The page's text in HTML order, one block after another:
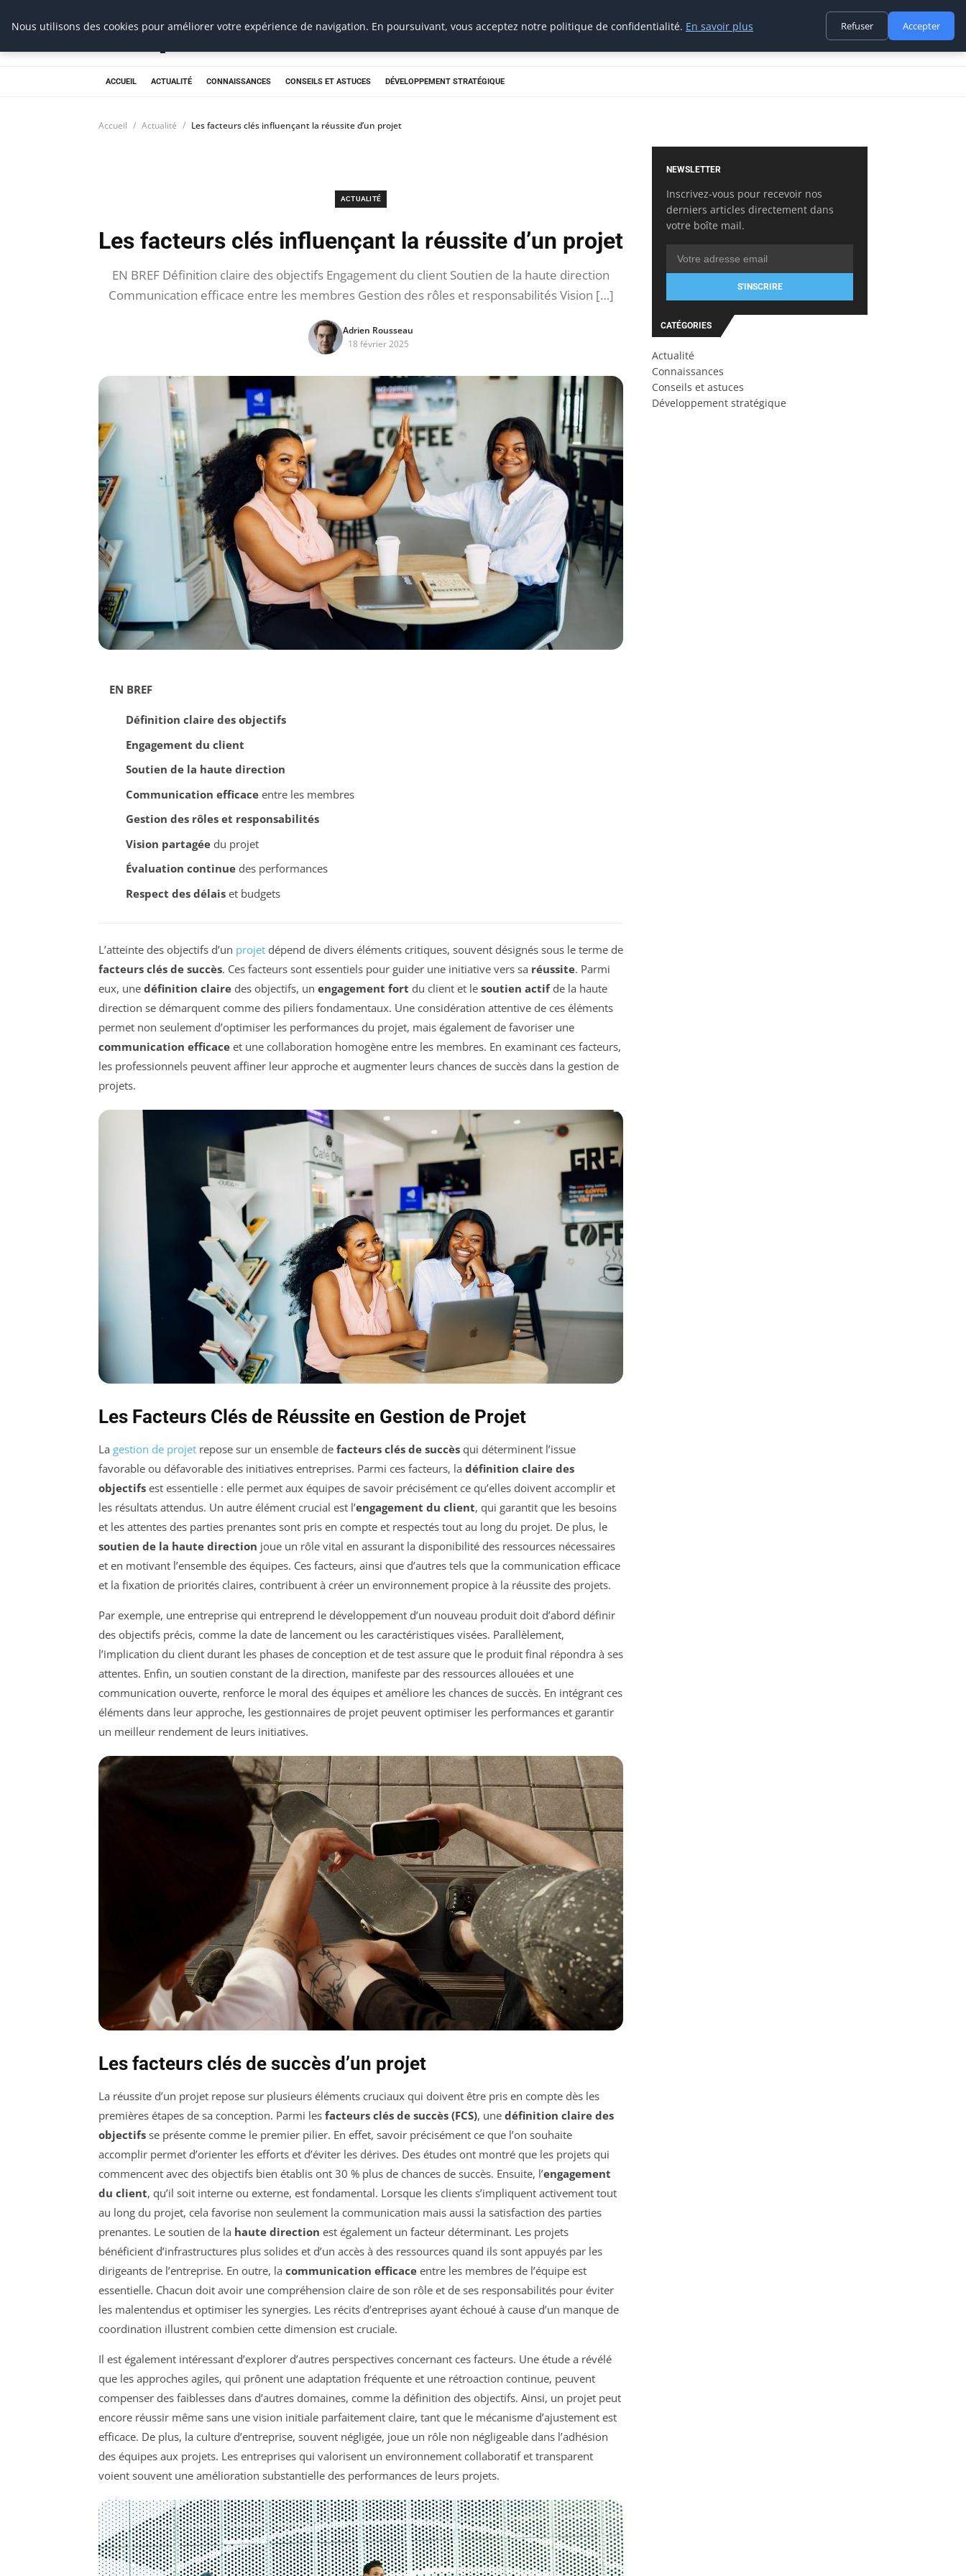
Prospection Pro
ACCUEIL ACTUALITÉ CONNAISSANCES CONSEILS ET ASTUCES DÉVELOPPEMENT STRATÉGIQUE
Accueil Actualité Les facteurs clés influençant la réussite d’un projet
ACTUALITÉ
Les facteurs clés influençant la réussite d’un projet
EN BREF Définition claire des objectifs Engagement du client Soutien de la haute direction
Communication efficace entre les membres Gestion des rôles et responsabilités Vision […]
Adrien Rousseau
18 février 2025
EN BREF
Définition claire des objectifs
Engagement du client
Soutien de la haute direction
Communication efficaceentre les membres
Gestion des rôles et responsabilités
Vision partagéedu projet
Évaluation continuedes performances
Respect des délaiset budgets
L’atteinte des objectifs d’un projet dépend de divers éléments critiques, souvent désignés sous le terme de
facteurs clés de succès. Ces facteurs sont essentiels pour guider une initiative vers sa réussite. Parmi
eux, une définition claire des objectifs, un engagement fort du client et le soutien actifde la haute
direction se démarquent comme des piliers fondamentaux. Une considération attentive de ces éléments
permet non seulement d’optimiser les performances du projet, mais également de favoriser une
communication efficace et une collaboration homogène entre les membres. En examinant ces facteurs,
les professionnels peuvent affiner leur approche et augmenter leurs chances de succès dans la gestion de
projets.
Les Facteurs Clés de Réussite en Gestion de Projet
La gestion de projet repose sur un ensemble de facteurs clés de succès qui déterminent l’issue
favorable ou défavorable des initiatives entreprises. Parmi ces facteurs, la définition claire des
objectifs est essentielle : elle permet aux équipes de savoir précisément ce qu’elles doivent accomplir et
les résultats attendus. Un autre élément crucial est l’engagement du client, qui garantit que les besoins
et les attentes des parties prenantes sont pris en compte et respectés tout au long du projet. De plus, le
soutien de la haute direction joue un rôle vital en assurant la disponibilité des ressources nécessaires
et en motivant l’ensemble des équipes. Ces facteurs, ainsi que d’autres tels que la communication efficace
et la fixation de priorités claires, contribuent à créer un environnement propice à la réussite des projets.
Par exemple, une entreprise qui entreprend le développement d’un nouveau produit doit d’abord définir
des objectifs précis, comme la date de lancement ou les caractéristiques visées. Parallèlement,
l’implication du client durant les phases de conception et de test assure que le produit final répondra à ses
attentes. Enfin, un soutien constant de la direction, manifeste par des ressources allouées et une
communication ouverte, renforce le moral des équipes et améliore les chances de succès. En intégrant ces
éléments dans leur approche, les gestionnaires de projet peuvent optimiser les performances et garantir
un meilleur rendement de leurs initiatives.
Les facteurs clés de succès d’un projet
La réussite d’un projet repose sur plusieurs éléments cruciaux qui doivent être pris en compte dès les
premières étapes de sa conception. Parmi les facteurs clés de succès (FCS), une définition claire des
objectifs se présente comme le premier pilier. En effet, savoir précisément ce que l’on souhaite
accomplir permet d’orienter les efforts et d’éviter les dérives. Des études ont montré que les projets qui
commencent avec des objectifs bien établis ont 30 % plus de chances de succès. Ensuite, l’engagement
du client, qu’il soit interne ou externe, est fondamental. Lorsque les clients s’impliquent activement tout
au long du projet, cela favorise non seulement la communication mais aussi la satisfaction des parties
prenantes. Le soutien de la haute direction est également un facteur déterminant. Les projets
bénéficient d’infrastructures plus solides et d’un accès à des ressources quand ils sont appuyés par les
dirigeants de l’entreprise. En outre, la communication efficace entre les membres de l’équipe est
essentielle. Chacun doit avoir une compréhension claire de son rôle et de ses responsabilités pour éviter
les malentendus et optimiser les synergies. Les récits d’entreprises ayant échoué à cause d’un manque de
coordination illustrent combien cette dimension est cruciale.
Il est également intéressant d’explorer d’autres perspectives concernant ces facteurs. Une étude a révélé
que les approches agiles, qui prônent une adaptation fréquente et une rétroaction continue, peuvent
compenser des faiblesses dans d’autres domaines, comme la définition des objectifs. Ainsi, un projet peut
encore réussir même sans une vision initiale parfaitement claire, tant que le mécanisme d’ajustement est
efficace. De plus, la culture d’entreprise, souvent négligée, joue un rôle non négligeable dans l’adhésion
des équipes aux projets. Les entreprises qui valorisent un environnement collaboratif et transparent
voient souvent une amélioration substantielle des performances de leurs projets.
NEWSLETTER
Inscrivez-vous pour recevoir nos
derniers articles directement dans
votre boîte mail.
S'INSCRIRE
CATÉGORIES
Actualité
Connaissances
Conseils et astuces
Développement stratégique
Nous utilisons des cookies pour améliorer votre expérience de navigation. En poursuivant, vous acceptez notre politique de confidentialité. En savoir plus Refuser Accepter